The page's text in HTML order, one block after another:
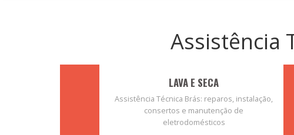
Assistência
LAVA E SECA
Assistência Técnica Brás: reparos, instalação,
consertos e manutenção de
eletrodomésticos